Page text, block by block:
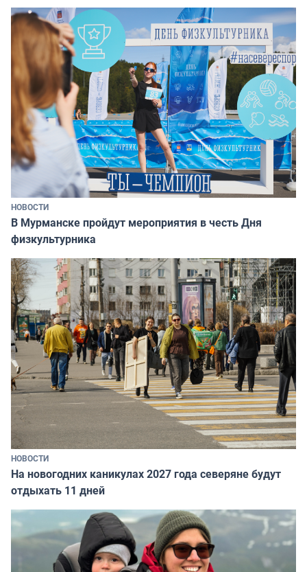
НОВОСТИ
В Мурманске пройдут мероприятия в честь Дня
физкультурника
НОВОСТИ
На новогодних каникулах 2027 года северяне будут
отдыхать 11 дней